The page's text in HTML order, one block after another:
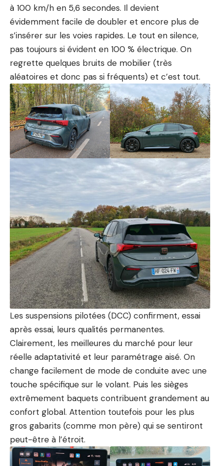
à 100 km/h en 5,6 secondes. Il devient
évidemment facile de doubler et encore plus de
s’insérer sur les voies rapides. Le tout en silence,
pas toujours si évident en 100 % électrique. On
regrette quelques bruits de mobilier (très
aléatoires et donc pas si fréquents) et c’est tout.
Les suspensions pilotées (DCC) confirment, essai
après essai, leurs qualités permanentes.
Clairement, les meilleures du marché pour leur
réelle adaptativité et leur paramétrage aisé. On
change facilement de mode de conduite avec une
touche spécifique sur le volant. Puis les sièges
extrêmement baquets contribuent grandement au
confort global. Attention toutefois pour les plus
gros gabarits (comme mon père) qui se sentiront
peut-être à l’étroit.